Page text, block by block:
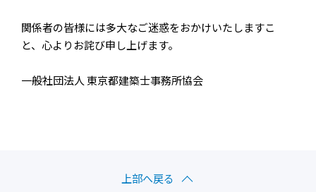
関係者の皆様には多大なご迷惑をおかけいたしますこ
と、心よりお詫び申し上げます。
一般社団法人 東京都建築士事務所協会
上部へ戻る